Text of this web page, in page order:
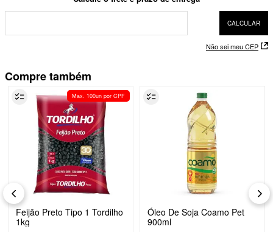
Não sei meu CEP
Compre também
Max. 100un por CPF
Feijão Preto Tipo 1 Tordilho
1kg
Óleo De Soja Coamo Pet
900ml